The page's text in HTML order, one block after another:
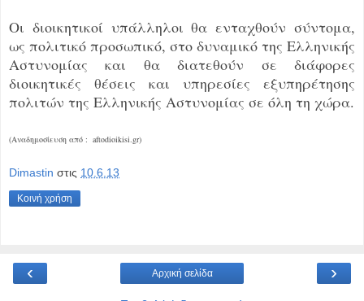
Οι διοικητικοί υπάλληλοι θα ενταχθούν σύντομα,
ως πολιτικό προσωπικό, στο δυναμικό της Ελληνικής
Αστυνομίας και θα διατεθούν σε διάφορες
διοικητικές θέσεις και υπηρεσίες εξυπηρέτησης
πολιτών της Ελληνικής Αστυνομίας σε όλη τη χώρα.
(Αναδημοσίευση από : aftodioikisi.gr)
Dimastin στις 10.6.13
Κοινή χρήση
‹ ›
Αρχική σελίδα